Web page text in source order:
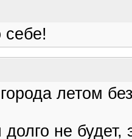
себе!
летом
не